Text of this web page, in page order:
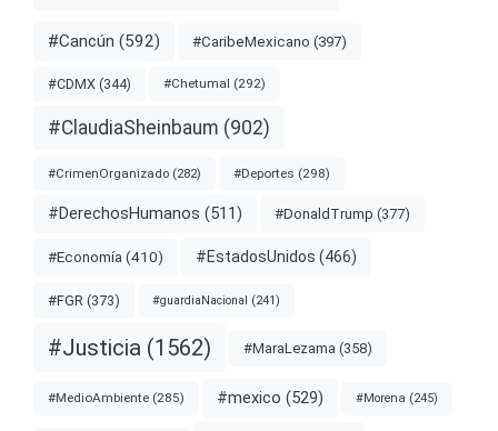
#Cancún (592) #CaribeMexicano (397)
#CDMX (344) #Chetumal (292)
#ClaudiaSheinbaum (902)
#CrimenOrganizado (282) #Deportes (298)
#DerechosHumanos (511) #DonaldTrump (377)
#Economía (410) #EstadosUnidos (466)
#FGR (373) #guardiaNacional (241)
#Justicia (1562) #MaraLezama (358)
#MedioAmbiente (285) #mexico (529) #Morena (245)